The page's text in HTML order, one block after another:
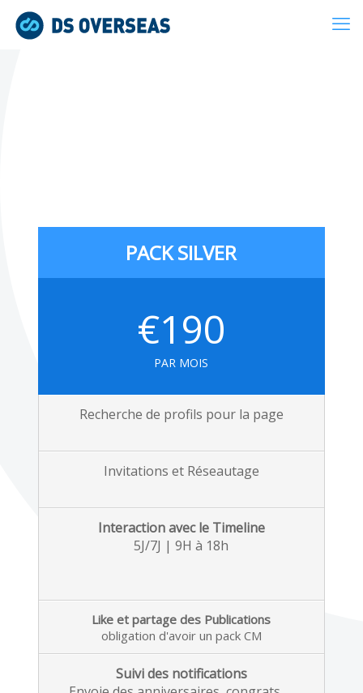
PACK SILVER
€190
PAR MOIS
Recherche de profils pour la page
Invitations et Réseautage
Interaction avec le Timeline
5J/7J | 9H à 18h
Like et partage des Publications
obligation d'avoir un pack CM
Suivi des notifications